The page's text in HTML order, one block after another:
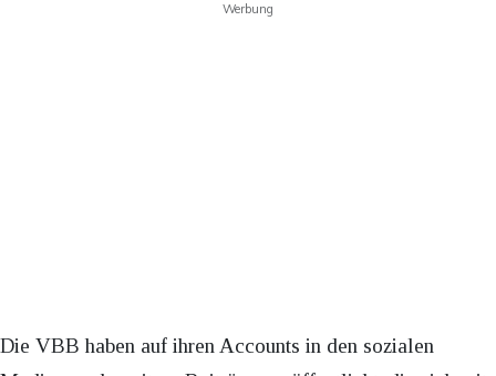
Werbung
Die VBB haben auf ihren Accounts in den sozialen